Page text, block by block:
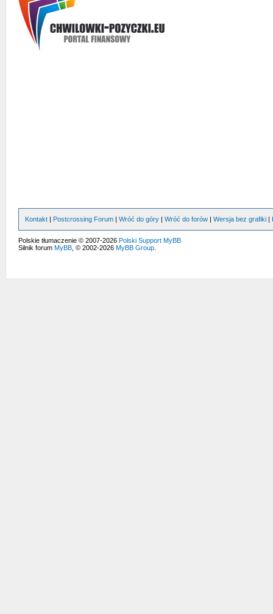
Kontakt Postcrossing Forum Wróć do góry Wróć do forów Wersja bez grafiki
Polskie tłumaczenie © 2007-2026 Polski Support MyBB
Silnik forum MyBB, © 2002-2026 MyBB Group.